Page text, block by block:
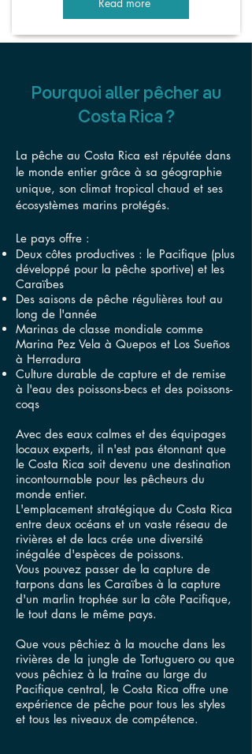
Pourquoi aller pêcher au
Costa Rica ?
La pêche au Costa Rica est réputée dans
le monde entier grâce à sa géographie
unique, son climat tropical chaud et ses
écosystèmes marins protégés.
Le pays offre :
Deux côtes productives : le Pacifique (plus
développé pour la pêche sportive) et les
Caraïbes
Des saisons de pêche régulières tout au
long de l'année
Marinas de classe mondiale comme
Marina Pez Vela à Quepos et Los Sueños
à Herradura
Culture durable de capture et de remise
à l'eau des poissons-becs et des poissons-
coqs
Avec des eaux calmes et des équipages
locaux experts, il n'est pas étonnant que
le Costa Rica soit devenu une destination
incontournable pour les pêcheurs du
monde entier.
L'emplacement stratégique du Costa Rica
entre deux océans et un vaste réseau de
rivières et de lacs crée une diversité
inégalée d'espèces de poissons.
Vous pouvez passer de la capture de
tarpons dans les Caraïbes à la capture
d'un marlin trophée sur la côte Pacifique,
le tout dans le même pays.
Que vous pêchiez à la mouche dans les
rivières de la jungle de Tortuguero ou que
vous pêchiez à la traîne au large du
Pacifique central, le Costa Rica offre une
expérience de pêche pour tous les styles
et tous les niveaux de compétence.